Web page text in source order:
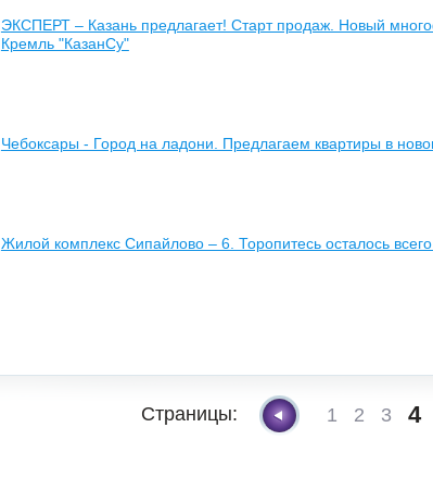
ЭКСПЕРТ – Казань предлагает! Старт продаж. Новый
Кремль "КазанСу"
Чебоксары - Город на ладони. Предлагаем квартиры в
Жилой комплекс Сипайлово – 6. Торопитесь осталось всего
Страницы: 1 2 3 4